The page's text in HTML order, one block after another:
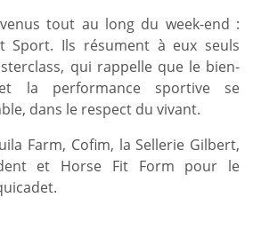
tout au long du week-end :
Sport. Ils résument à eux seuls
qui rappelle que le bien-
la performance sportive se
dans le respect du vivant.
Farm, Cofim, la Sellerie Gilbert,
et Horse Fit Form pour le